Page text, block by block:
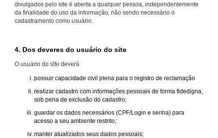
divulgados pelo site é aberta a qualquer pessoa, independentemente
da finalidade do uso da informação, não sendo necessário o
cadastramento como usuário.
4. Dos deveres do usuário do site
O usuário do site deverá
possuir capacidade civil plena para o registro de reclamação
realizar cadastro com informações pessoais de forma fidedigna,
sob pena de exclusão do cadastro;
guardar os dados necessários (CPF/Login e senha) para
acesso a seu ambiente restrito;
manter atualizados seus dados pessoais;